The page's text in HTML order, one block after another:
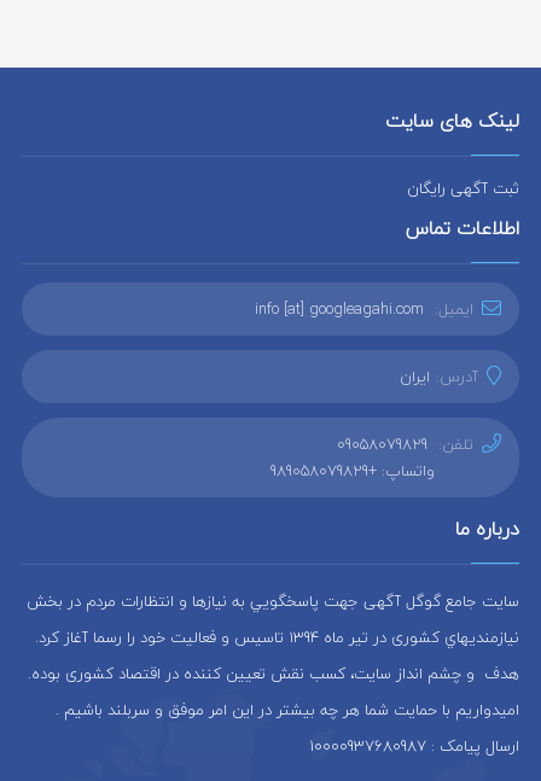
لینک های سایت
ثبت آگهی رایگان
اطلاعات تماس
ایمیل: info [at] googleagahi.com
آدرس: ایران
تلفن: 09058079829
واتساپ: +989058079829
درباره ما
سایت جامع گوگل آگهی جهت پاسخگويي به نيازها و انتظارات مردم در بخش
نيازمنديهاي کشوری در تير ماه 1394 تاسيس و فعاليت خود را رسما آغاز كرد.
هدف و چشم انداز سایت، كسب نقش تعيين كننده در اقتصاد کشوری بوده.
امیدواریم با حمایت شما هر چه بیشتر در این امر موفق و سربلند باشیم .
ارسال پیامک : 10000937680987